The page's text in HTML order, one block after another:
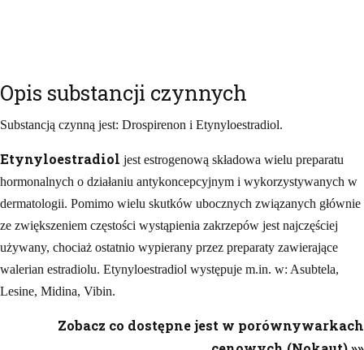
Opis substancji czynnych
Substancją czynną jest: Drospirenon i Etynyloestradiol.
Etynyloestradiol jest estrogenową składowa wielu preparatu
hormonalnych o działaniu antykoncepcyjnym i wykorzystywanych w
dermatologii. Pomimo wielu skutków ubocznych związanych głównie
ze zwiększeniem częstości wystąpienia zakrzepów jest najczęściej
używany, chociaż ostatnio wypierany przez preparaty zawierające
walerian estradiolu. Etynyloestradiol występuje m.in. w: Asubtela,
Lesine, Midina, Vibin.
Zobacz co dostępne jest w porównywarkach